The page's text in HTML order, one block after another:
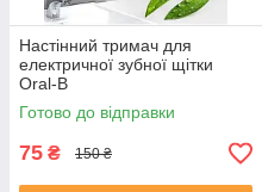
Настінний тримач для
електричної зубної щітки
Oral-B
Готово до відправки
75 ₴ 150 ₴